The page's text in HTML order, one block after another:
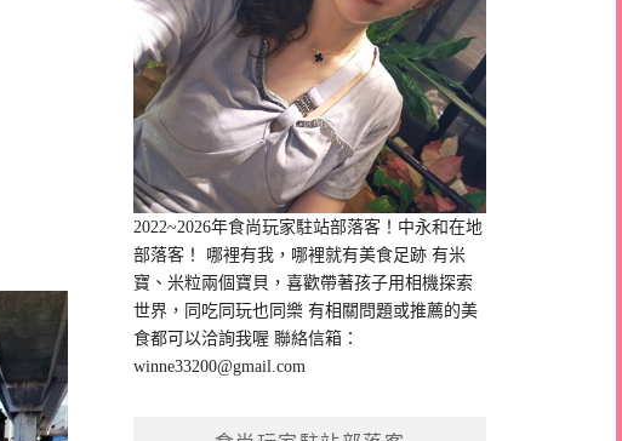
2022~2026年食尚玩家駐站部落客！中永和在地
部落客！ 哪裡有我，哪裡就有美食足跡 有米
寶、米粒兩個寶貝，喜歡帶著孩子用相機探索
世界，同吃同玩也同樂 有相關問題或推薦的美
食都可以洽詢我喔 聯絡信箱：
winne33200@gmail.com